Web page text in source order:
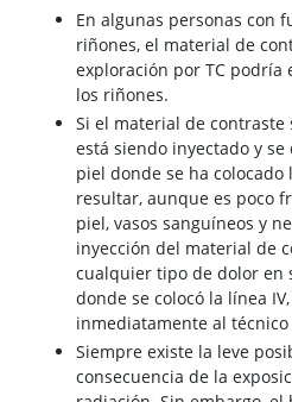
En algunas personas con
riñones, el material de
exploración por TC
los riñones.
Si el material de contraste
está siendo inyectado y
piel donde se ha colocado
resultar, aunque es poco
piel, vasos sanguíneos y
inyección del material de
cualquier tipo de dolor en
donde se colocó la línea
inmediatamente al
Siempre existe la leve
consecuencia de la